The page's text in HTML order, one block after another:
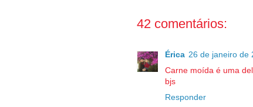
42 comentários:
Érica 26 de janeiro de
Carne moída é uma
bjs
Responder